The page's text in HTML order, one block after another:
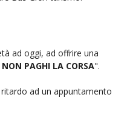
ad oggi, ad offrire una
PAGHI LA CORSA".
ad un appuntamento